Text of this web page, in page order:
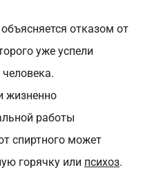
отказом от
уже успели
жизненно
работы
спиртного может
горячку или психоз.